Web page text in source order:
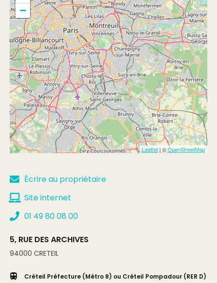
−
Leaflet | ©OpenStreetMap
Écrire au propriétaire
Site internet
01 49 80 08 00
5, RUE DES ARCHIVES
94000 CRETEIL
Créteil Préfecture (Métro 8) ou Créteil Pompadour (RER D)